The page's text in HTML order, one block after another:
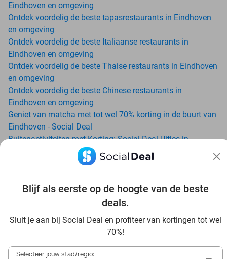
Blijf als eerste op de hoogte van de beste
deals.
Sluit je aan bij Social Deal en profiteer van kortingen tot wel
70%!
Selecteer jouw stad/regio:
Eindhoven en omgeving
Ontdek voordelig de beste tapasrestaurants in Eindhoven
en omgeving
Ontdek voordelig de beste Italiaanse restaurants in
Eindhoven en omgeving
Ontdek voordelig de beste Thaise restaurants in Eindhoven
en omgeving
Ontdek voordelig de beste Chinese restaurants in
Eindhoven en omgeving
Geniet van matcha met tot wel 70% korting in de buurt van
Eindhoven - Social Deal
Buitenactiviteiten met Korting: Social Deal Uitjes in
Ga voordelig de padelbaan op met Social Deal in de buurt
Geniet van je vakantie in Eindhoven in Nederland met
Ervaar de kwaliteit van het Van der Valk hotel in Eindhoven
Voordelig genieten bij Sunparks met korting vanuit